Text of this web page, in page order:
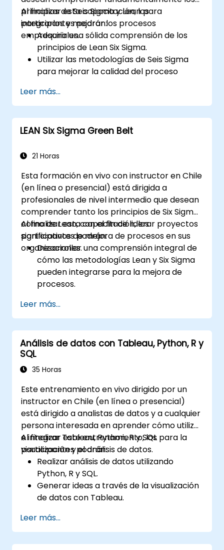
principios de Seis Sigma y Lean para
integrarlos y mejorar los procesos
empresariales.
Al finalizar esta capacitación, los
participantes podrán:
Adquirir una sólida comprensión de los
principios de Lean Six Sigma.
Utilizar las metodologías de Seis Sigma
para mejorar la calidad del proceso
minimizando la variabilidad.
Integrar las metodologías Lean y Seis
Sigma para lograr mejoras de procesos
más eficientes y efectivas.
de Lean Six Sigma que los Cintas Amarillas
de procesos, como 5S, Kaizen y mapeo de
procesos.
Leer más...
LEAN Six Sigma Green Belt
21 Horas
Esta formación en vivo con instructor en Chile
(en línea o presencial) está dirigida a
profesionales de nivel intermedio que desean
comprender tanto los principios de Six Sigma
como de Lean, con el fin de liderar proyectos
significativos de mejora de procesos en sus
organizaciones.
Al finalizar esta capacitación, los
participantes podrán:
Desarrollar una comprensión integral de
cómo las metodologías Lean y Six Sigma
pueden integrarse para la mejora de
procesos.
habilidades aplicadas en las fases Definir,
Medir, Analizar, Mejorar y Controlar.
Aplicar herramientas estadísticas
avanzadas para la toma de decisiones
Liderar y gestionar proyectos de Lean Six
Leer más...
Análisis de datos con Tableau, Python, R y
SQL
35 Horas
Este entrenamiento en vivo dirigido por un
instructor en Chile (en línea o presencial)
está dirigido a analistas de datos y a cualquier
persona interesada en aprender cómo utilizar
e integrar Tableau, Python, R y SQL para la
visualización y el análisis de datos.
Al finalizar este entrenamiento, los
participantes podrán:
Realizar análisis de datos utilizando
Python, R y SQL.
Generar ideas a través de la visualización
de datos con Tableau.
las operaciones empresariales.
Leer más...